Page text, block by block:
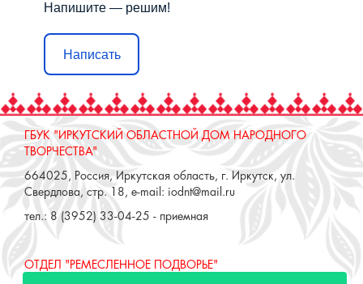
Напишите — решим!
Написать
ГБУК "ИРКУТСКИЙ ОБЛАСТНОЙ ДОМ НАРОДНОГО
ТВОРЧЕСТВА"
664025, Россия, Иркутская область, г. Иркутск, ул.
Свердлова, стр. 18, e-mail: iodnt@mail.ru
тел.: 8 (3952) 33-04-25 - приемная
ОТДЕЛ "РЕМЕСЛЕННОЕ ПОДВОРЬЕ"